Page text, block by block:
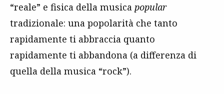
“reale” e fisica della musica popular
tradizionale: una popolarità che tanto
rapidamente ti abbraccia quanto
rapidamente ti abbandona (a differenza di
quella della musica “rock”).